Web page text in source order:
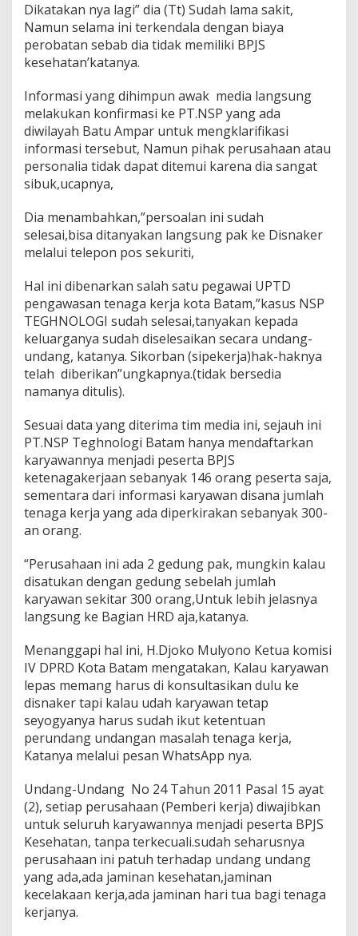
a
Dikatakan nya lagi” dia (Tt) Sudah lama sakit,
Namun selama ini terkendala dengan biaya
perobatan sebab dia tidak memiliki BPJS
kesehatan’katanya.
Informasi yang dihimpun awak media langsung
melakukan konfirmasi ke PT.NSP yang ada
diwilayah Batu Ampar untuk mengklarifikasi
informasi tersebut, Namun pihak perusahaan atau
personalia tidak dapat ditemui karena dia sangat
sibuk,ucapnya,
Dia menambahkan,”persoalan ini sudah
selesai,bisa ditanyakan langsung pak ke Disnaker
melalui telepon pos sekuriti,
Hal ini dibenarkan salah satu pegawai UPTD
pengawasan tenaga kerja kota Batam,”kasus NSP
TEGHNOLOGI sudah selesai,tanyakan kepada
keluarganya sudah diselesaikan secara undang-
undang, katanya. Sikorban (sipekerja)hak-haknya
telah diberikan”ungkapnya.(tidak bersedia
namanya ditulis).
Sesuai data yang diterima tim media ini, sejauh ini
PT.NSP Teghnologi Batam hanya mendaftarkan
karyawannya menjadi peserta BPJS
ketenagakerjaan sebanyak 146 orang peserta saja,
sementara dari informasi karyawan disana jumlah
tenaga kerja yang ada diperkirakan sebanyak 300-
an orang.
“Perusahaan ini ada 2 gedung pak, mungkin kalau
disatukan dengan gedung sebelah jumlah
karyawan sekitar 300 orang,Untuk lebih jelasnya
langsung ke Bagian HRD aja,katanya.
Menanggapi hal ini, H.Djoko Mulyono Ketua komisi
IV DPRD Kota Batam mengatakan, Kalau karyawan
lepas memang harus di konsultasikan dulu ke
disnaker tapi kalau udah karyawan tetap
seyogyanya harus sudah ikut ketentuan
perundang undangan masalah tenaga kerja,
Katanya melalui pesan WhatsApp nya.
Undang-Undang No 24 Tahun 2011 Pasal 15 ayat
(2), setiap perusahaan (Pemberi kerja) diwajibkan
untuk seluruh karyawannya menjadi peserta BPJS
Kesehatan, tanpa terkecuali.sudah seharusnya
perusahaan ini patuh terhadap undang undang
yang ada,ada jaminan kesehatan,jaminan
kecelakaan kerja,ada jaminan hari tua bagi tenaga
kerjanya.